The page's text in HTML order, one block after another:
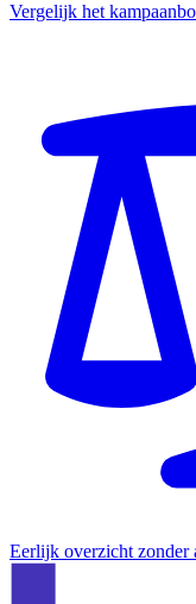
Vergelijk het
Eerlijk overzicht zonder